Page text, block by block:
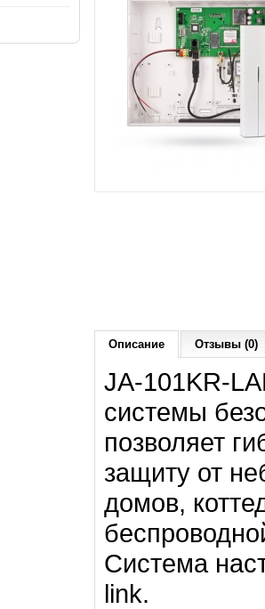
Описание Отзывы (0)
JA-101KR-
системы
позволяет
защиту от
домов,
Система
link.